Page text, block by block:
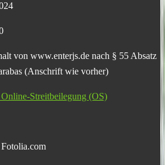
von www.enterjs.de nach § 55 Absatz
(Anschrift wie vorher)
Streitbeilegung (OS)